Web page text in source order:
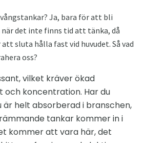
Ja, bara för att bli
det inte finns tid att tänka, då
sluta hålla fast vid huvudet. Så vad
oss?
vilket kräver ökad
och koncentration. Har du
helt absorberad i branschen,
tankar kommer in i
kommer att vara här, det